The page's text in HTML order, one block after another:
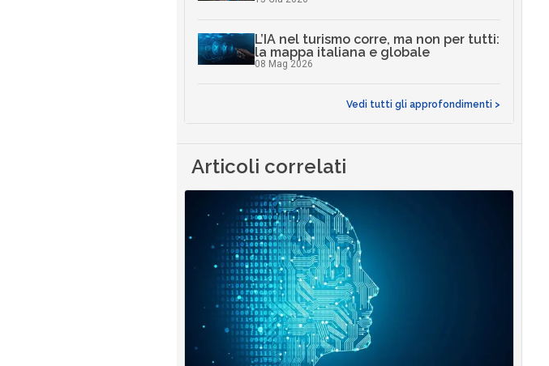
L’IA nel turismo corre, ma non per tutti:
la mappa italiana e globale
08 Mag 2026
Vedi tutti gli approfondimenti >
Articoli correlati